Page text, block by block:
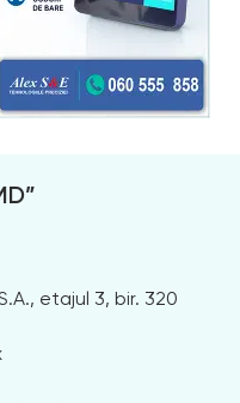
etajul 3, bir. 320